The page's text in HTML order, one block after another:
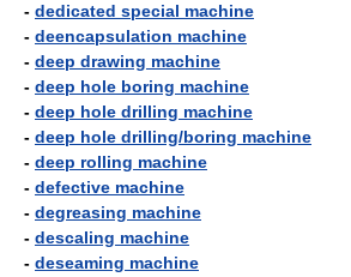
- dedicated special machine
- deencapsulation machine
- deep drawing machine
- deep hole boring machine
- deep hole drilling machine
- deep hole drilling/boring machine
- deep rolling machine
- defective machine
- degreasing machine
- descaling machine
- deseaming machine